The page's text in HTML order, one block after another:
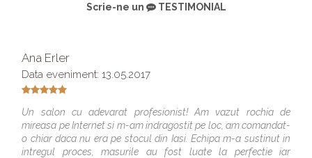
Scrie-ne un TESTIMONIAL
Ana Erler
Data eveniment: 13.05.2017
Un salon cu adevarat profesionist! Am vazut rochia de
mireasa pe Internet si m-am indragostit pe loc, am comandat-
o chiar daca nu era pe stocul din Iasi. Echipa m-a sustinut in
intregul proces, masurile au fost luate la perfectie iar